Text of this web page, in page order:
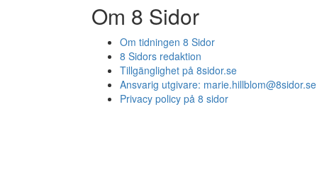
Om 8 Sidor
Om tidningen 8 Sidor
8 Sidors redaktion
Tillgänglighet på 8sidor.se
Ansvarig utgivare: marie.hillblom@8sidor.se
Privacy policy på 8 sidor